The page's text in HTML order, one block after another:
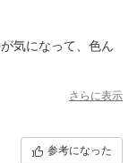
気になって、色ん
トレスなく使えて
すいです。
です。
さらに表示
参考になった